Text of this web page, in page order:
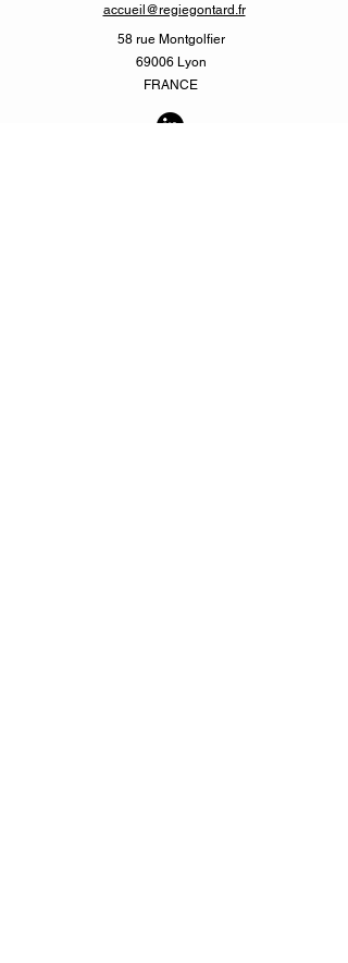
accueil@regiegontard.fr
58 rue Montgolfier
69006 Lyon
FRANCE